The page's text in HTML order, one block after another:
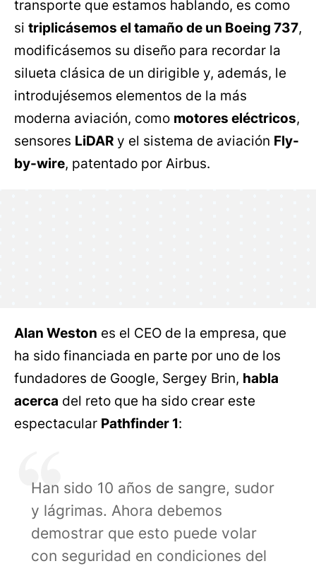
transporte que estamos hablando, es como
si triplicásemos el tamaño de un Boeing 737,
modificásemos su diseño para recordar la
silueta clásica de un dirigible y, además, le
introdujésemos elementos de la más
moderna aviación, como motores eléctricos,
sensores LiDAR y el sistema de aviación Fly-
by-wire, patentado por Airbus.
Alan Weston es el CEO de la empresa, que
ha sido financiada en parte por uno de los
fundadores de Google, Sergey Brin, habla
acerca del reto que ha sido crear este
espectacular Pathfinder 1:
Han sido 10 años de sangre, sudor
y lágrimas. Ahora debemos
demostrar que esto puede volar
con seguridad en condiciones del